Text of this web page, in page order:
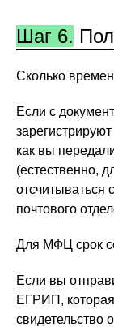
Шаг 6.
Сколько
Если с
как вы
(естественно,
отсчитываться
почтового
Для МФЦ срок
Если вы
ЕГРИП,
свидетельство